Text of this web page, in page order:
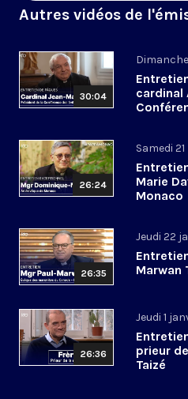
Autres vidéos de
30:04
cardinal
26:24
Samedi
Marie
Monaco
26:35
Jeudi 22
Marwan
26:36
Jeudi 1
prieur
Taizé